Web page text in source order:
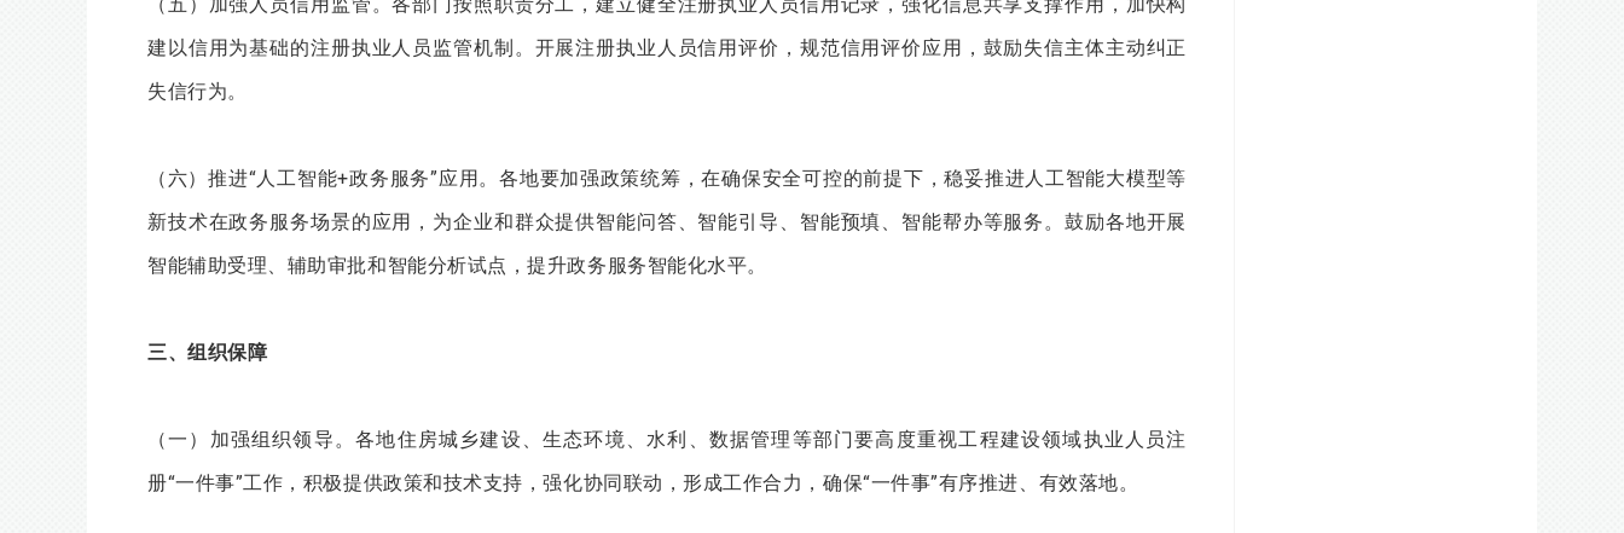
建以信用为基础的注册执业人员监管机制。开展注册执业人员信用评价，规范信用评价应用，鼓励失信主体主动纠正
失信行为。
（六）推进“人工智能+政务服务”应用。各地要加强政策统筹，在确保安全可控的前提下，稳妥推进人工智能大模型等
新技术在政务服务场景的应用，为企业和群众提供智能问答、智能引导、智能预填、智能帮办等服务。鼓励各地开展
智能辅助受理、辅助审批和智能分析试点，提升政务服务智能化水平。
三、组织保障
（一）加强组织领导。各地住房城乡建设、生态环境、水利、数据管理等部门要高度重视工程建设领域执业人员注
册“一件事”工作，积极提供政策和技术支持，强化协同联动，形成工作合力，确保“一件事”有序推进、有效落地。